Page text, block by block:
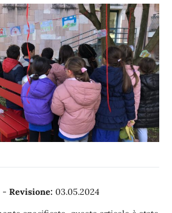
- Revisione: 03.05.2024